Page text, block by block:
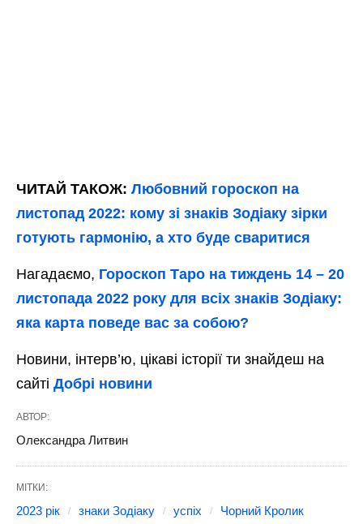
ЧИТАЙ ТАКОЖ: Любовний гороскоп на
листопад 2022: кому зі знаків Зодіаку зірки
готують гармонію, а хто буде сваритися
Нагадаємо, Гороскоп Таро на тиждень 14 – 20
листопада 2022 року для всіх знаків Зодіаку:
яка карта поведе вас за собою?
Новини, інтерв’ю, цікаві історії ти знайдеш на
сайті Добрі новини
АВТОР:
Олександра Литвин
МІТКИ:
2023 рік знаки Зодіаку успіх Чорний Кролик